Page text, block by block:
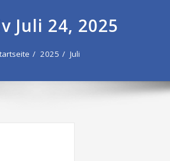
Juli 24, 2025
2025 Juli